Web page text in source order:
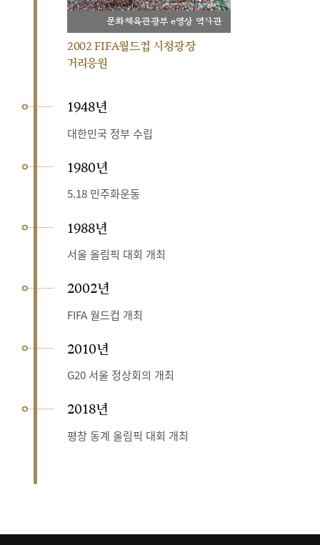
문화체육관광부 e영상 역사관
2002 FIFA월드컵 시청광장
거리응원
1948년
대한민국 정부 수립
1980년
5.18 민주화운동
1988년
서울 올림픽 대회 개최
2002년
FIFA 월드컵 개최
2010년
G20 서울 정상회의 개최
2018년
평창 동계 올림픽 대회 개최